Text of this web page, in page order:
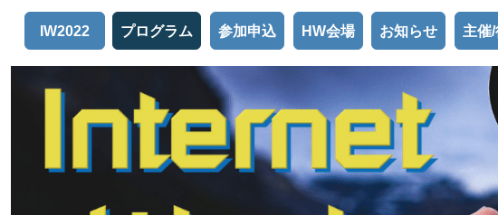
IW2022 プログラム 参加申込 HW会場 お知らせ 主催